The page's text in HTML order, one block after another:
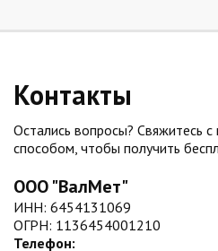
Контакты
Остались вопросы? Свяжитесь
способом, чтобы получить
ООО "ВалМет"
ИНН: 6454131069
ОГРН: 1136454001210
Телефон: